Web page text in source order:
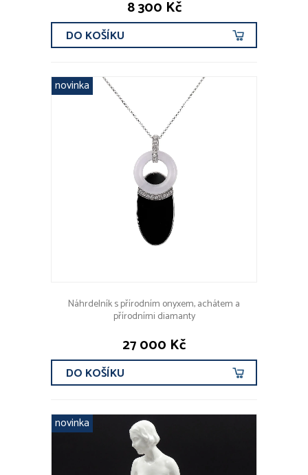
8 300 Kč
DO KOŠÍKU
novinka
Náhrdelník s přírodním onyxem, achátem a
přírodními diamanty
27 000 Kč
DO KOŠÍKU
novinka